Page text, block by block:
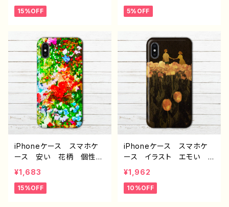
かわいい 安い iPhone1
ンドロイド ケース Galax
y AQUOS Xperia Go
ogle Pixel タイトル：和モ
ダン 南天 デザイン933 J1
15%OFF
5 iPhone15/14/13/12/11
性的 人気 イラストレー
ター クリエイター 絵
師 Android アンドロイ
ド ケース オリジナル
デザイン グッズ タイト
ル：チューリップ 作：栞
音 F-5
5%OFF
iPhoneケース スマホケ
ース 安い 花柄 個性
的 おしゃれ かわいい
可愛い 大人女子 レディ
ース iPhone17/16/15/1
¥1,683
15%OFF
iPhoneケース スマホケ
ース イラスト エモい
風景 綺麗 景色 美し
い 花柄 iPhone15/14/1
3/12/11 AQUOS Xperi
¥1,962
10%OFF